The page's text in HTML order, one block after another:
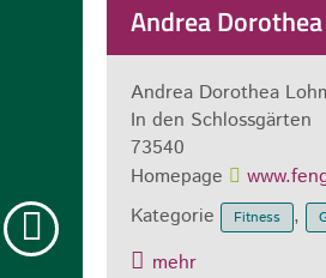
Andrea
Andrea Dorothea
In den Schlossgärten
73540
Homepage
Kategorie
Fitness ,
mehr